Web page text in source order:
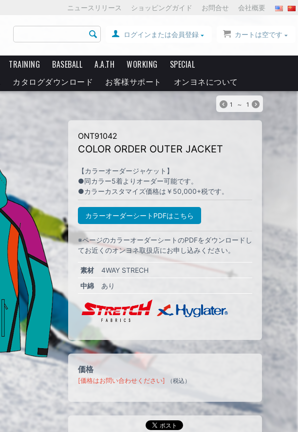
ニュースリリース ショッピングガイド お問合せ 会社概要
カートは空です
ログインまたは会員登録
TRAINING BASEBALL A.A.TH WORKING
SPECIAL
カタログダウンロード お客様サポート オンヨネについて
1 ～ 1
ONT91042
COLOR ORDER OUTER JACKET
【カラーオーダージャケット】
●同カラー5着よりオーダー可能です。
●カラーカスタマイズ価格は￥50,000+税です。
カラーオーダーシートPDFはこちら
※ページのカラーオーダーシートのPDFをダウンロードし
てお近くのオンヨネ取扱店にお申し込みください。
素材
4WAY STRECH
中綿
あり
価格
[価格はお問い合わせください] （税込）